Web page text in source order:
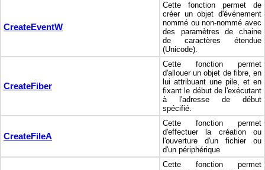
CreateEventW
Cette fonction permet de
créer un objet d'événement
nommé ou non-nommé avec
des paramètres de chaine
de caractères étendue
(Unicode).
CreateFiber
Cette fonction permet
d'allouer un objet de fibre, en
lui attribuant une pile, et en
fixant le début de l'exécutant
à l'adresse de début
spécifié.
CreateFileA
Cette fonction permet
d'effectuer la création ou
l'ouverture d'un fichier ou
d'un périphérique
Cette fonction permet